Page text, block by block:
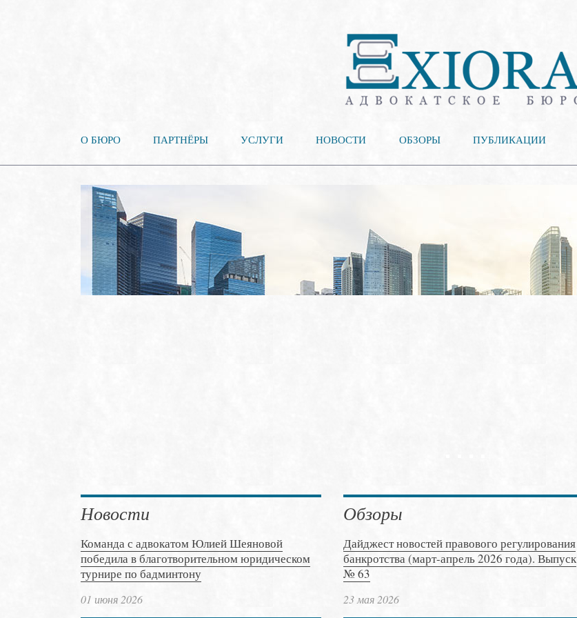
О БЮРО ПАРТНЁРЫ УСЛУГИ НОВОСТИ ОБЗОРЫ ПУБЛИКАЦИИ
Новости
Команда с адвокатом Юлией Шеяновой
победила в благотворительном юридическом
турнире по бадминтону
01 июня 2026
Обзоры
Дайджест новостей правового регулирования
банкротства (март-апрель 2026 года). Выпуск
№ 63
23 мая 2026